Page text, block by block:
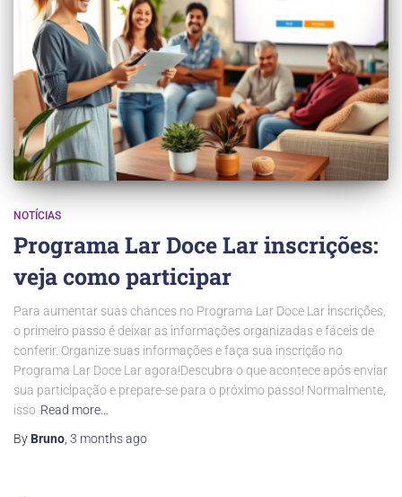
NOTÍCIAS
Programa Lar Doce Lar inscrições:
veja como participar
Para aumentar suas chances no Programa Lar Doce Lar inscrições,
o primeiro passo é deixar as informações organizadas e fáceis de
conferir. Organize suas informações e faça sua inscrição no
Programa Lar Doce Lar agora!Descubra o que acontece após enviar
sua participação e prepare-se para o próximo passo! Normalmente,
isso Read more…
By Bruno 3 monthsago